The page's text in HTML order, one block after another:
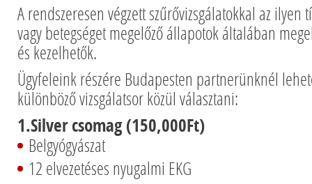
A rendszeresen végzett szűrővizsgálatokkal az ilyen
vagy betegséget megelőző állapotok általában
és kezelhetők.
Ügyfeleink részére Budapesten partnerünknél
különböző vizsgálatsor közül választani:
1.Silver csomag (150,000Ft)
Belgyógyászat
12 elvezetéses nyugalmi EKG